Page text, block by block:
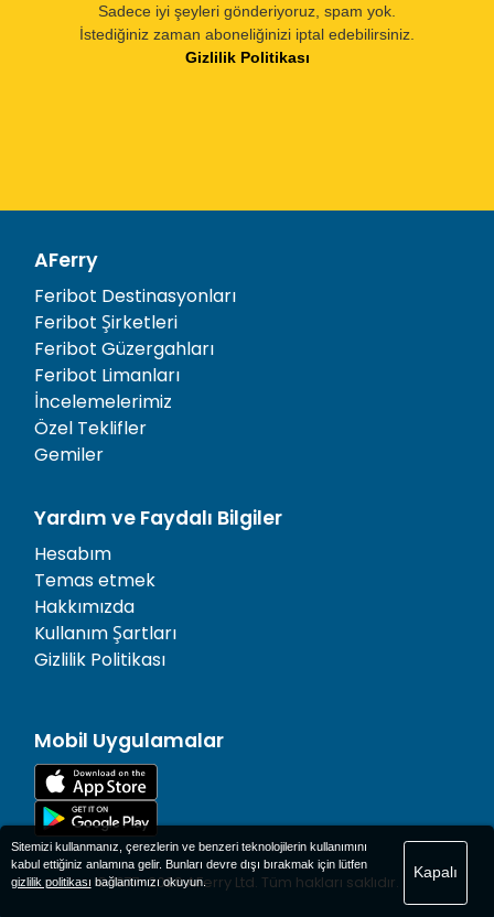
Sadece iyi şeyleri gönderiyoruz, spam yok.
İstediğiniz zaman aboneliğinizi iptal edebilirsiniz.
Gizlilik Politikası
AFerry
Feribot Destinasyonları
Feribot Şirketleri
Feribot Güzergahları
Feribot Limanları
İncelemelerimiz
Özel Teklifler
Gemiler
Yardım ve Faydalı Bilgiler
Hesabım
Temas etmek
Hakkımızda
Kullanım Şartları
Gizlilik Politikası
Mobil Uygulamalar
© 1977-2026AFerry Ltd. Tüm hakları saklıdır.
Sitemizi kullanmanız, çerezlerin ve benzeri teknolojilerin kullanımını
kabul ettiğiniz anlamına gelir. Bunları devre dışı bırakmak için lütfen
gizlilik politikası bağlantımızı okuyun.
Kapalı